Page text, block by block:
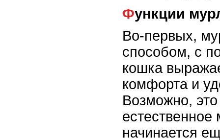
Функции
Во-первых,
способом, с
кошка
комфорта и
Возможно,
начинается